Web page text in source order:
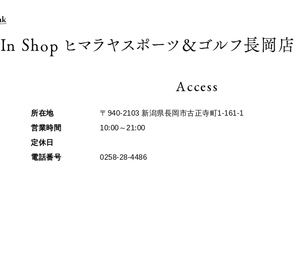
Shop ヒマラヤスポーツ＆ゴルフ長岡店
Access
所在地
〒940-2103 新潟県長岡市古正寺町1-161-1
営業時間
10:00～21:00
定休日
電話番号
0258-28-4486